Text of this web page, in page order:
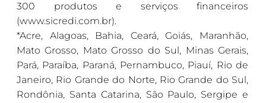
300 produtos e serviços financeiros
(www.sicredi.com.br).
*Acre, Alagoas, Bahia, Ceará, Goiás, Maranhão,
Mato Grosso, Mato Grosso do Sul, Minas Gerais,
Pará, Paraíba, Paraná, Pernambuco, Piauí, Rio de
Janeiro, Rio Grande do Norte, Rio Grande do Sul,
Rondônia, Santa Catarina, São Paulo, Sergipe e